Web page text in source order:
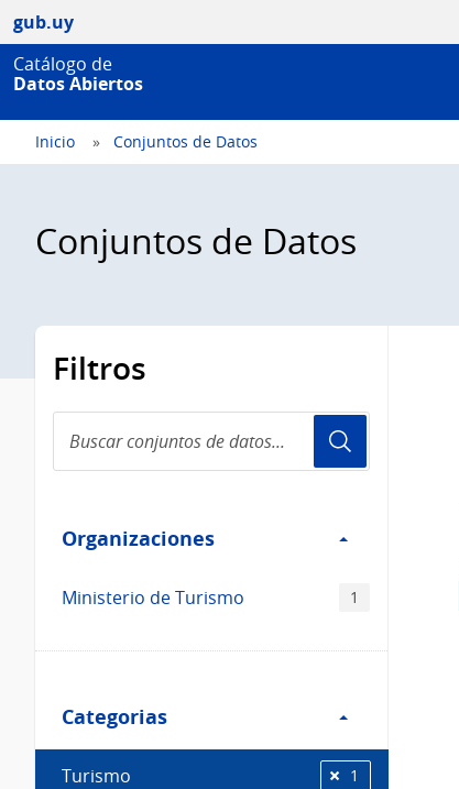
gub.uy
Catálogo de
Datos Abiertos
Inicio Conjuntos de Datos
Conjuntos de Datos
Filtros
conjuntos
de
Organizaciones
Organizaciones
Ministerio de Turismo 1
Categorias
Categorias
Turismo 1